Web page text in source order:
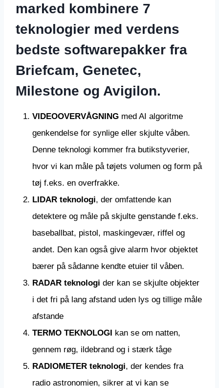
marked kombinere 7
teknologier med verdens
bedste softwarepakker fra
Briefcam, Genetec,
Milestone og Avigilon.
VIDEOOVERVÅGNING med AI algoritme
genkendelse for synlige eller skjulte våben.
Denne teknologi kommer fra butikstyverier,
hvor vi kan måle på tøjets volumen og form på
tøj f.eks. en overfrakke.
LIDAR teknologi, der omfattende kan
detektere og måle på skjulte genstande f.eks.
baseballbat, pistol, maskingevær, riffel og
andet. Den kan også give alarm hvor objektet
bærer på sådanne kendte etuier til våben.
RADAR teknologi der kan se skjulte objekter
i det fri på lang afstand uden lys og tillige måle
afstande
TERMO TEKNOLOGI kan se om natten,
gennem røg, ildebrand og i stærk tåge
RADIOMETER teknologi, der kendes fra
radio astronomien, sikrer at vi kan se